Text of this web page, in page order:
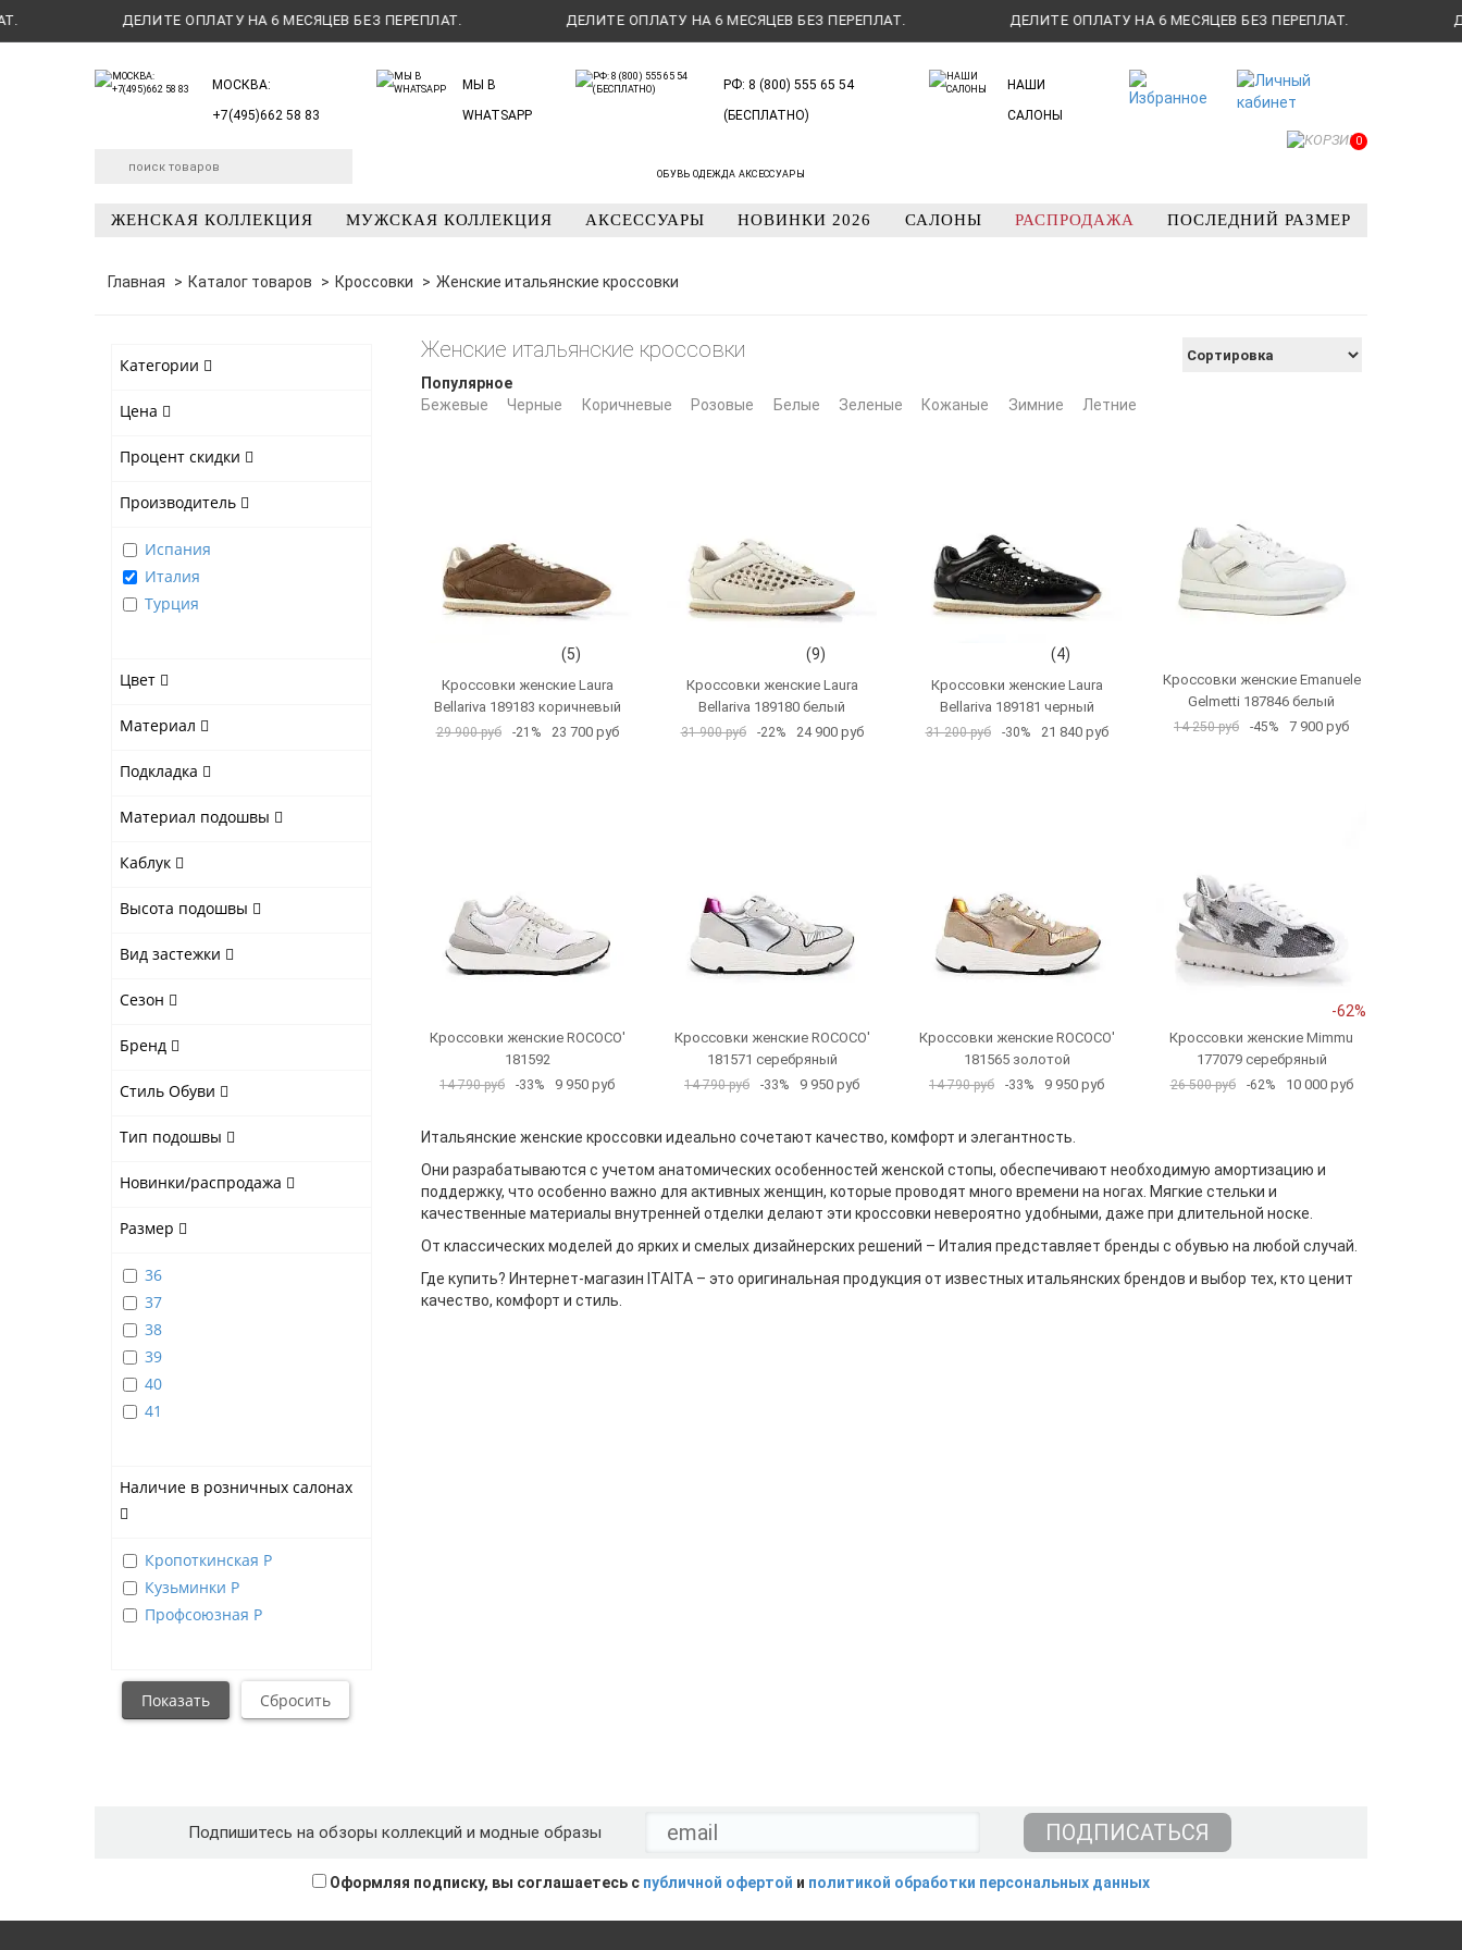
ДЕЛИТЕ ОПЛАТУ НА 6 МЕСЯЦЕВ БЕЗ ПЕРЕПЛАТ. ДЕЛИТЕ ОПЛАТУ НА 6 МЕСЯЦЕВ БЕЗ ПЕРЕПЛАТ. ДЕЛИТЕ ОПЛАТУ НА 6 МЕСЯЦЕВ БЕЗ ПЕРЕПЛАТ.
МОСКВА:
+7(495)662 58 83
МЫ В
WHATSAPP
РФ: 8 (800) 555 65 54
(БЕСПЛАТНО)
НАШИ
САЛОНЫ
ОБУВЬ ОДЕЖДА АКСЕССУАРЫ
0
ЖЕНСКАЯ КОЛЛЕКЦИЯ МУЖСКАЯ КОЛЛЕКЦИЯ АКСЕССУАРЫ НОВИНКИ 2026 САЛОНЫ РАСПРОДАЖА ПОСЛЕДНИЙ РАЗМЕР
Главная Каталог товаров Кроссовки Женские итальянские кроссовки
Категории
Цена
Процент скидки
Производитель
Испания
Италия
Турция
Цвет
Материал
Подкладка
Материал подошвы
Каблук
Высота подошвы
Вид застежки
Сезон
Бренд
Стиль Обуви
Тип подошвы
Новинки/распродажа
Размер
36
37
38
39
40
41
Наличие в розничных салонах
Кропоткинская Р
Кузьминки Р
Профсоюзная Р
Популярное
Бежевые
Черные Коричневые Розовые Белые Зеленые Кожаные Зимние Летние
Женские итальянские кроссовки
(5)
Кроссовки женские Laura
Bellariva 189183 коричневый
29 900 руб -21% 23 700 руб
(9)
Кроссовки женские Laura
Bellariva 189180 белый
31 900 руб -22% 24 900 руб
(4)
Кроссовки женские Laura
Bellariva 189181 черный
31 200 руб -30% 21 840 руб
Кроссовки женские Emanuele
Gelmetti 187846 белый
14 250 руб -45% 7 900 руб
Кроссовки женские ROCOCO'
181592
14 790 руб -33% 9 950 руб
Кроссовки женские ROCOCO'
181571 серебряный
14 790 руб -33% 9 950 руб
Кроссовки женские ROCOCO'
181565 золотой
14 790 руб -33% 9 950 руб
-62%
Кроссовки женские Mimmu
177079 серебряный
26 500 руб -62% 10 000 руб
Итальянские женские кроссовки идеально сочетают качество, комфорт и элегантность.
Они разрабатываются с учетом анатомических особенностей женской стопы, обеспечивают необходимую амортизацию и
поддержку, что особенно важно для активных женщин, которые проводят много времени на ногах. Мягкие стельки и
качественные материалы внутренней отделки делают эти кроссовки невероятно удобными, даже при длительной носке.
От классических моделей до ярких и смелых дизайнерских решений – Италия представляет бренды с обувью на любой случай.
Где купить? Интернет-магазин ITAITA – это оригинальная продукция от известных итальянских брендов и выбор тех, кто ценит
качество, комфорт и стиль.
Подпишитесь на обзоры коллекций и модные образы
Оформляя подписку, вы соглашаетесь с публичной офертой и политикой обработки персональных данных